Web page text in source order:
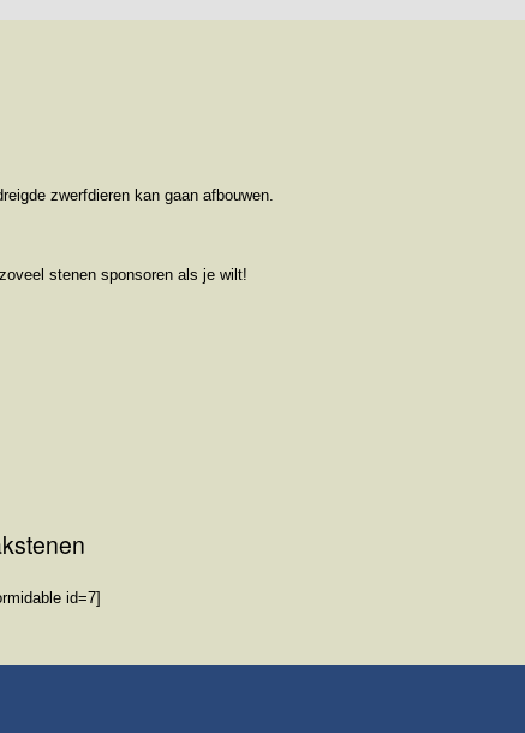
zwerfdieren kan gaan afbouwen.
stenen sponsoren als je wilt!
id=7]